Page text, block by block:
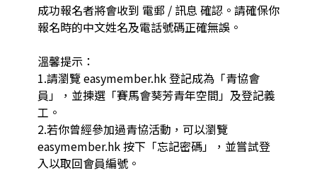
成功報名者將會收到 電郵 / 訊息 確認。請確保你
報名時的中文姓名及電話號碼正確無誤。
溫馨提示：
1.請瀏覽 easymember.hk 登記成為「青協會
員」，並揀選「賽馬會葵芳青年空間」及登記義
工。
2.若你曾經參加過青協活動，可以瀏覽
easymember.hk 按下「忘記密碼」，並嘗試登
入以取回會員編號。